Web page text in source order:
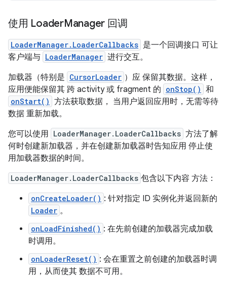
使用 LoaderManager 回调
LoaderManager.LoaderCallbacks 是一个回调接口 可让
客户端与 LoaderManager 进行交互。
加载器（特别是 CursorLoader ）应 保留其数据。这样，
应用便能保留其 跨 activity 或 fragment 的 onStop() 和
onStart() 方法获取数据， 当用户返回应用时，无需等待
数据 重新加载。
您可以使用 LoaderManager.LoaderCallbacks 方法了解
何时创建新加载器，并在创建新加载器时告知应用 停止使
用加载器数据的时间。
LoaderManager.LoaderCallbacks 包含以下内容 方法：
onCreateLoader() : 针对指定 ID 实例化并返回新的
Loader 。
onLoadFinished() : 在先前创建的加载器完成加载
时调用。
onLoaderReset() : 会在重置之前创建的加载器时调
用，从而使其 数据不可用。